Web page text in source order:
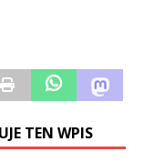
TEN WPIS